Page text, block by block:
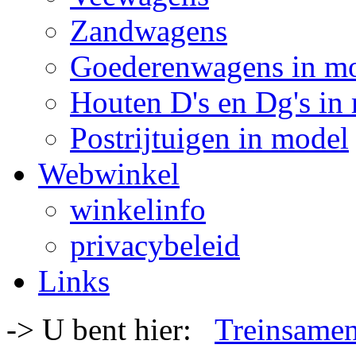
Zandwagens
Goederenwagens in
Houten D's en Dg's in
Postrijtuigen in model
Webwinkel
winkelinfo
privacybeleid
Links
-> U bent hier: